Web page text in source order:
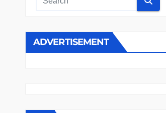
ADVERTISEMENT